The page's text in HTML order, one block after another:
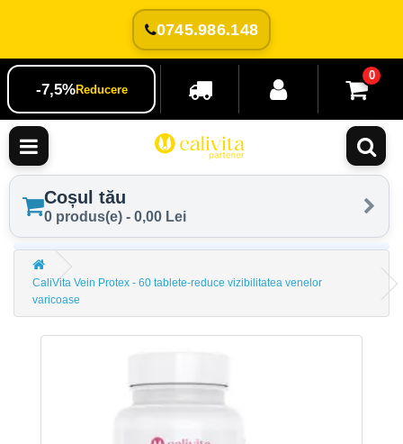
0745.986.148
-7,5%Reducere
0
Coșul tău
0 produs(e) - 0,00 Lei
CaliVita Vein Protex - 60 tablete-reduce vizibilitatea venelor
varicoase